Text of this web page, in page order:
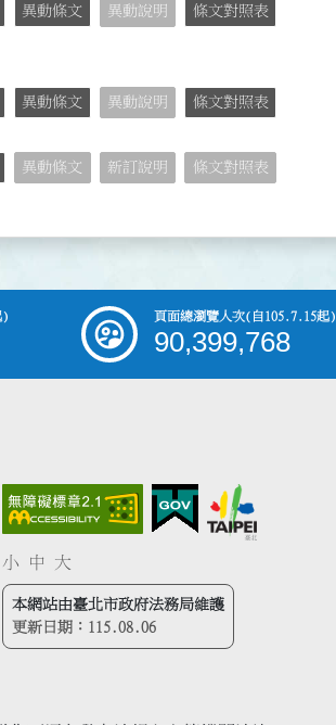
異動條文 異動說明 條文對照表
異動條文 異動說明 條文對照表
異動條文 新訂說明 條文對照表
) 頁面總瀏覽人次(自105.7.15起)
90,399,768
小 中 大
本網站由臺北市政府法務局維護
更新日期： 115.08.06